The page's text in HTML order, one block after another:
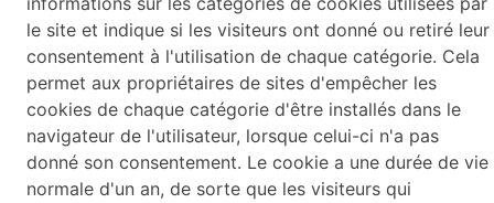
le site et indique si les visiteurs ont donné ou retiré leur
consentement à l'utilisation de chaque catégorie. Cela
permet aux propriétaires de sites d'empêcher les
cookies de chaque catégorie d'être installés dans le
navigateur de l'utilisateur, lorsque celui-ci n'a pas
donné son consentement. Le cookie a une durée de vie
normale d'un an, de sorte que les visiteurs qui